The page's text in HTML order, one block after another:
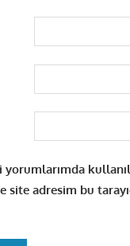
yorumlarımda
site adresim bu